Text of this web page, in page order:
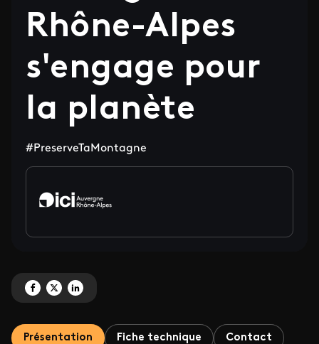
Rhône-Alpes
s'engage pour
la planète
#PreserveTaMontagne
Partagez 'France 3 Auvergne-Rhône-Alpes s'engage pour la planète' sur
Partagez 'France 3 Auvergne-Rhône-Alpes s'engage pour la planète'
Partagez 'France 3 Auvergne-Rhône-Alpes s'engage pour la
Présentation Fiche technique Contact